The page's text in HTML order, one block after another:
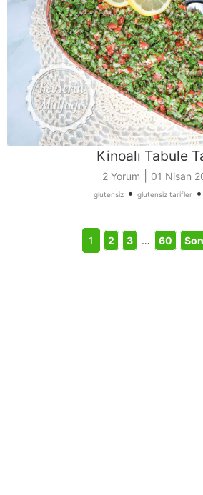
Kinoalı Tabule
2 Yorum 01 Nisan
glutensiz• glutensiz tarifler•
1 2 3 … 60